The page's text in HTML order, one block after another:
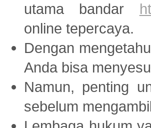
utama bandar
online tepercaya.
Dengan
Anda bisa
Namun, penting
sebelum